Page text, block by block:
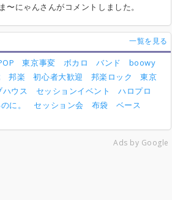
〜にゃんさんがコメントしました。
一覧を見る
東京事変 ボカロ バンド
boowy
邦楽 初心者大歓迎 邦楽ロック
東京
ハウス セッションイベント
ハロプロ
に。 セッション会 布袋
ベース
Ads by Google